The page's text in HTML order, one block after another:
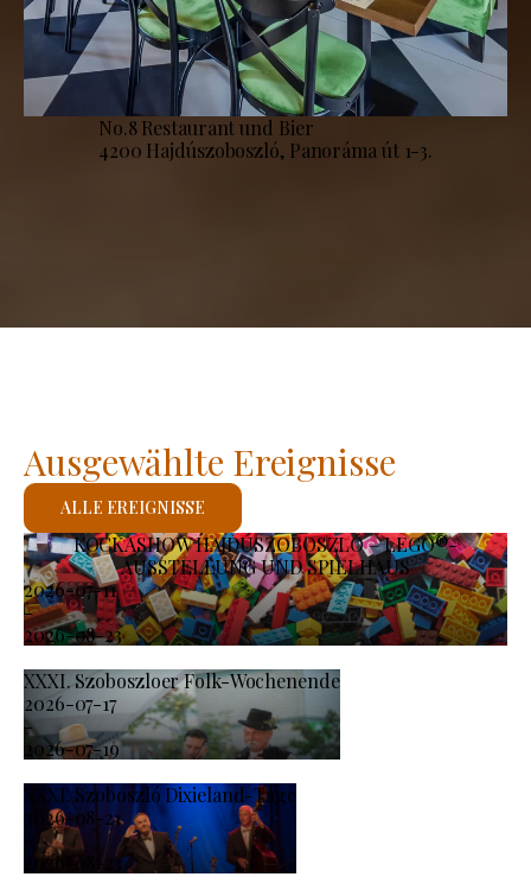
No.8 Restaurant und Bier
4200 Hajdúszoboszló, Panoráma út 1-3.
KOCKASHOW HAJDÚSZOBOSZLÓ – LEGO®-
AUSSTELLUNG UND SPIELHAUS
2026-07-11
-
2026-08-23
XXXI. Szoboszloer Folk-Wochenende
2026-07-17
-
2026-07-19
XXXI. Szoboszló Dixieland-Tage
2026-08-21
-
2026-08-23
Ausgewählte Ereignisse
ALLE EREIGNISSE